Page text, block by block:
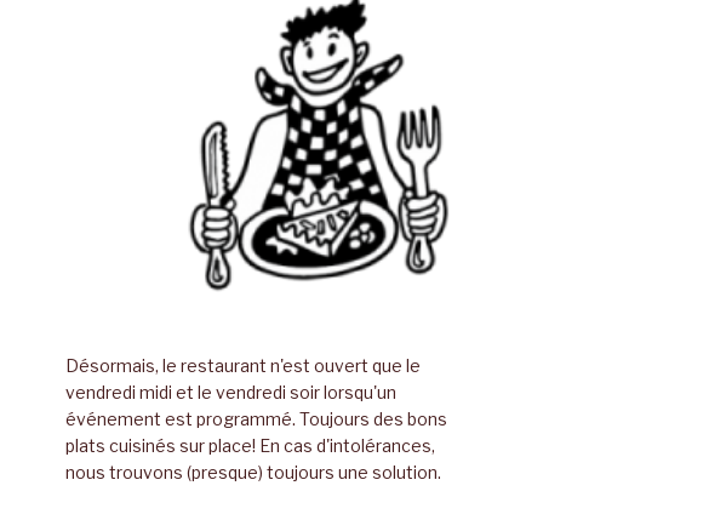
Désormais, le restaurant n'est ouvert que le
vendredi midi et le vendredi soir lorsqu'un
événement est programmé. Toujours des bons
plats cuisinés sur place! En cas d'intolérances,
nous trouvons (presque) toujours une solution.